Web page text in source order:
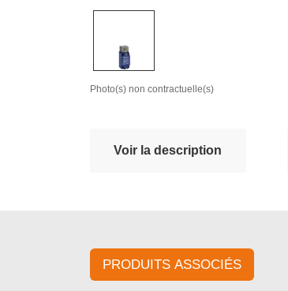
Photo(s) non contractuelle(s)
Voir la description
PRODUITS ASSOCIÉS